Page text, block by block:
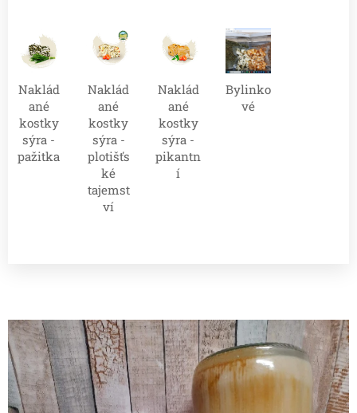
Naklád
ané
kostky
sýra -
pažitka
Naklád
ané
kostky
sýra -
plotišťs
ké
tajemst
ví
Naklád
ané
kostky
sýra -
pikantn
í
Bylinko
vé